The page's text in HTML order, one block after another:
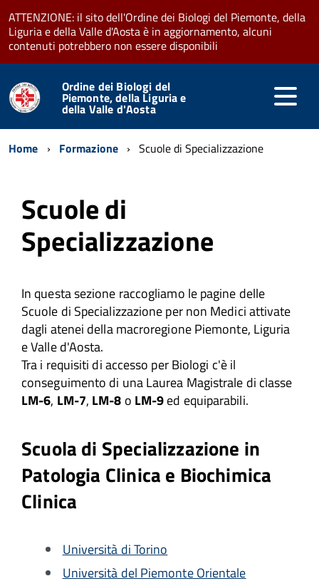
ATTENZIONE: il sito dell'Ordine dei Biologi del Piemonte, della
Liguria e della Valle d'Aosta è in aggiornamento, alcuni
contenuti potrebbero non essere disponibili
Ordine dei Biologi del
Piemonte, della Liguria e
della Valle d'Aosta
Home Formazione Scuole di Specializzazione
Scuole di
Specializzazione
In questa sezione raccogliamo le pagine delle
Scuole di Specializzazione per non Medici attivate
dagli atenei della macroregione Piemonte, Liguria
e Valle d'Aosta.
Tra i requisiti di accesso per Biologi c'è il
conseguimento di una Laurea Magistrale di classe
LM-6, LM-7, LM-8 o LM-9ed equiparabili.
Scuola di Specializzazione in
Patologia Clinica e Biochimica
Clinica
Università di Torino
Università del Piemonte Orientale